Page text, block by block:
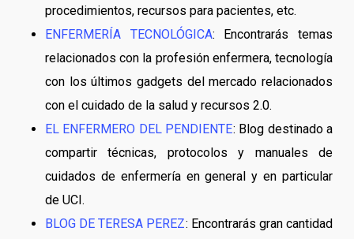
procedimientos, recursos para pacientes, etc.
ENFERMERÍA TECNOLÓGICA: Encontrarás temas
relacionados con la profesión enfermera, tecnología
con los últimos gadgets del mercado relacionados
con el cuidado de la salud y recursos 2.0.
EL ENFERMERO DEL PENDIENTE: Blog destinado a
compartir técnicas, protocolos y manuales de
cuidados de enfermería en general y en particular
de UCI.
BLOG DE TERESA PEREZ: Encontrarás gran cantidad